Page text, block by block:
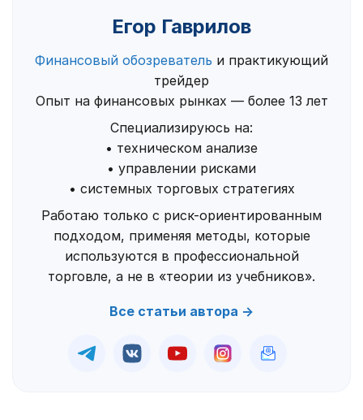
Егор Гаврилов
Финансовый обозреватель и практикующий
трейдер
Опыт на финансовых рынках — более 13 лет
Специализируюсь на:
• техническом анализе
• управлении рисками
• системных торговых стратегиях
Работаю только с риск-ориентированным
подходом, применяя методы, которые
используются в профессиональной
торговле, а не в «теории из учебников».
Все статьи автора →